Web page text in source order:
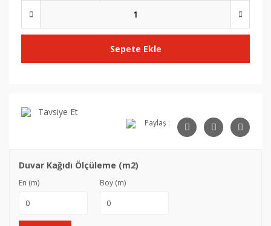
Sepete Ekle
Tavsiye Et
Paylaş :
Duvar Kağıdı Ölçüleme (m2)
En (m) Boy (m)